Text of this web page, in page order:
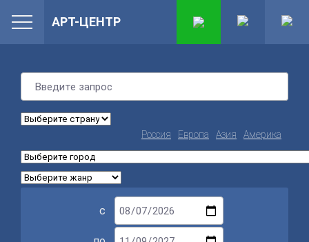
Россия Европа Азия Америка
с
АРТ-ЦЕНТР